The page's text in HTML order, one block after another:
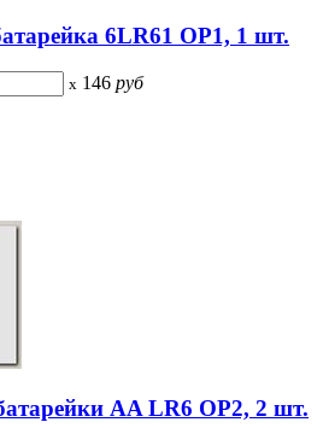
6LR61 OP1, 1 шт.
x 146 руб
AA LR6 OP2, 2 шт.